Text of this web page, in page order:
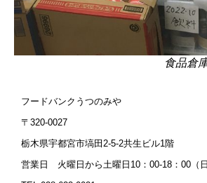
食品倉
フードバンクうつのみや
〒320-0027
栃木県宇都宮市塙田2-5-2共生ビル1階
営業日 火曜日から土曜日10：00‐18：00（